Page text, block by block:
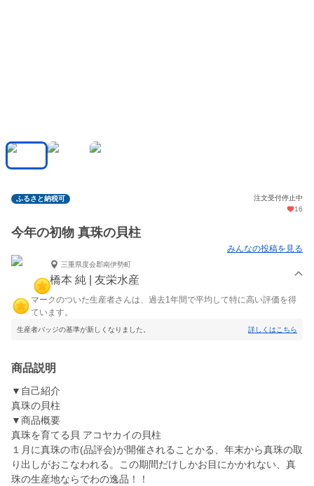
ふるさと納税可
注文受付停止中
16
今年の初物 真珠の貝柱
みんなの投稿を見る
三重県度会郡南伊勢町
橋本 純 | 友栄水産
マークのついた生産者さんは、過去1年間で平均して特に高い評価を得
ています。
生産者バッジの基準が新しくなりました。 詳しくはこちら
商品説明
▼自己紹介
真珠の貝柱
▼商品概要
真珠を育てる貝 アコヤカイの貝柱
１月に真珠の市(品評会)が開催されることかる、年末から真珠の取
り出しがおこなわれる。この期間だけしかお目にかかれない、真
珠の生産地ならでわの逸品！！